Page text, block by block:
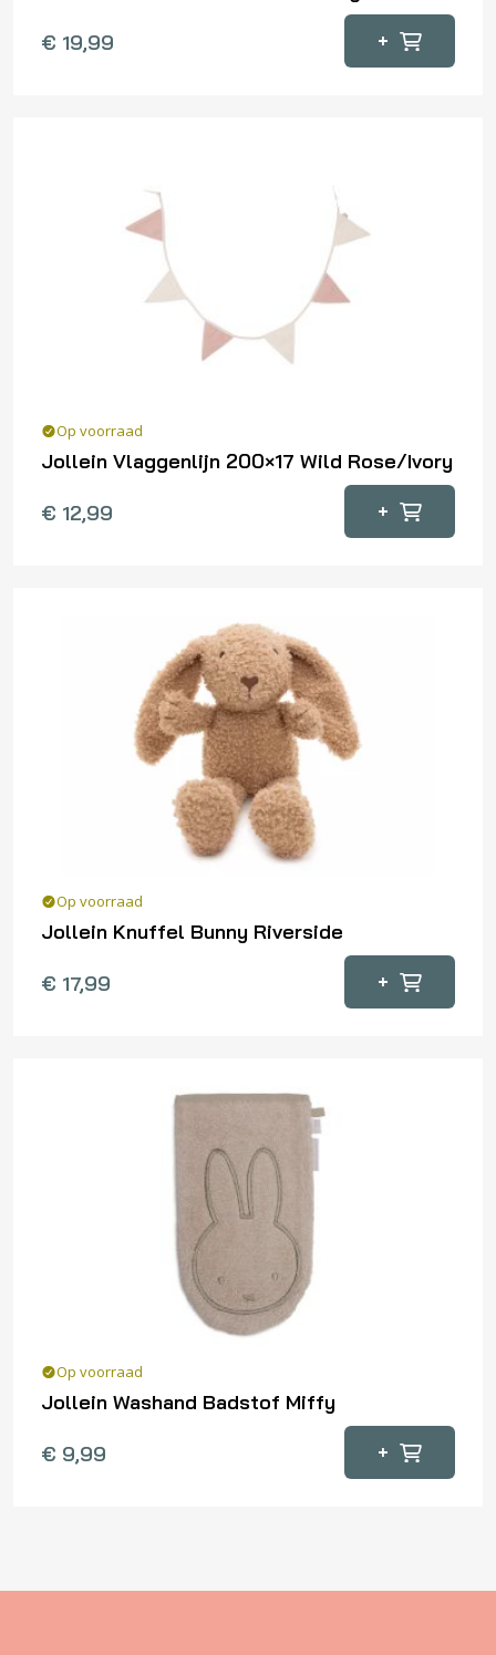
€ 19,99 +
Op voorraad
Jollein Vlaggenlijn 200×17 Wild Rose/Ivory
€ 12,99 +
Op voorraad
Jollein Knuffel Bunny Riverside
€ 17,99 +
Op voorraad
Jollein Washand Badstof Miffy
€ 9,99 +